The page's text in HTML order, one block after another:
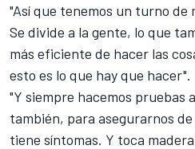
"Así que tenemos un turno de
Se divide a la gente, lo que
más eficiente de hacer las
esto es lo que hay que hacer".
"Y siempre hacemos pruebas
también, para asegurarnos
tiene síntomas. Y toca